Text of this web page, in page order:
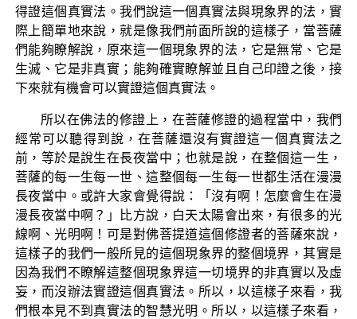
得證這個真實法。我們說這一個真實法與現象界的法，實
際上簡單地來說，就是像我們前面所說的這樣子，當菩薩
們能夠瞭解說，原來這一個現象界的法，它是無常、它是
生滅、它是非真實；能夠確實瞭解並且自己印證之後，接
下來就有機會可以實證這個真實法。
所以在佛法的修證上，在菩薩修證的過程當中，我們
經常可以聽得到說，在菩薩還沒有實證這一個真實法之
前，等於是說生在長夜當中；也就是說，在整個這一生，
菩薩的每一生每一世、這整個每一生每一世都生活在漫漫
長夜當中。或許大家會覺得說：「沒有啊！怎麼會生在漫
漫長夜當中啊？」比方說，白天太陽會出來，有很多的光
線啊、光明啊！可是對佛菩提道這個修證者的菩薩來說，
這樣子的我們一般所見的這個現象界的整個境界，其實是
因為我們不瞭解這整個現象界這一切境界的非真實以及虛
妄，而沒辦法實證這個真實法。所以，以這樣子來看，我
們根本見不到真實法的智慧光明。所以，以這樣子來看，